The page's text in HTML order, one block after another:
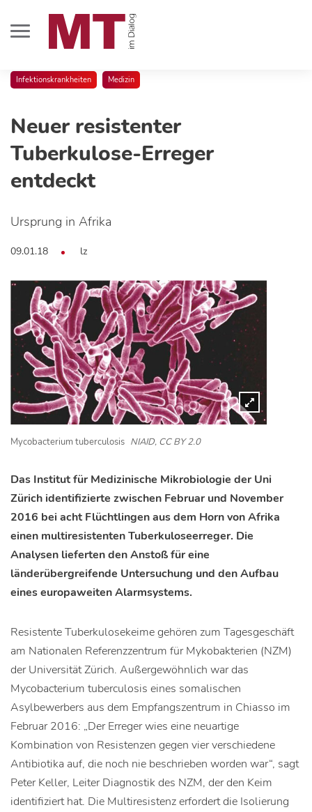
Infektionskrankheiten Medizin
Neuer resistenter
Tuberkulose-Erreger
entdeckt
Ursprung in Afrika
09.01.18 lz
Mycobacterium tuberculosis NIAID, CC BY 2.0
Das Institut für Medizinische Mikrobiologie der Uni
Zürich identifizierte zwischen Februar und November
2016 bei acht Flüchtlingen aus dem Horn von Afrika
einen multiresistenten Tuberkuloseerreger. Die
Analysen lieferten den Anstoß für eine
länderübergreifende Untersuchung und den Aufbau
eines europaweiten Alarmsystems.
Resistente Tuberkulosekeime gehören zum Tagesgeschäft
am Nationalen Referenzzentrum für Mykobakterien (NZM)
der Universität Zürich. Außergewöhnlich war das
Mycobacterium tuberculosis eines somalischen
Asylbewerbers aus dem Empfangszentrum in Chiasso im
Februar 2016: „Der Erreger wies eine neuartige
Kombination von Resistenzen gegen vier verschiedene
Antibiotika auf, die noch nie beschrieben worden war“, sagt
Peter Keller, Leiter Diagnostik des NZM, der den Keim
identifiziert hat. Die Multiresistenz erfordert die Isolierung